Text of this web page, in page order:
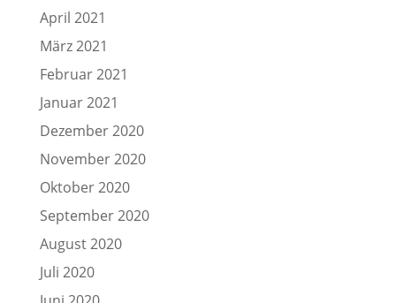
April 2021
März 2021
Februar 2021
Januar 2021
Dezember 2020
November 2020
Oktober 2020
September 2020
August 2020
Juli 2020